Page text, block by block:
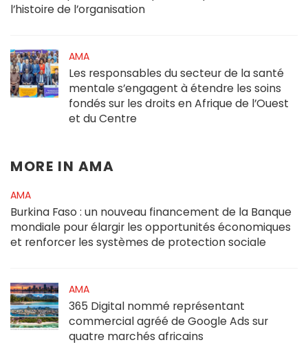
l’histoire de l’organisation
AMA
Les responsables du secteur de la santé
mentale s’engagent à étendre les soins
fondés sur les droits en Afrique de l’Ouest
et du Centre
MORE IN AMA
AMA
Burkina Faso : un nouveau financement de la Banque
mondiale pour élargir les opportunités économiques
et renforcer les systèmes de protection sociale
AMA
365 Digital nommé représentant
commercial agréé de Google Ads sur
quatre marchés africains